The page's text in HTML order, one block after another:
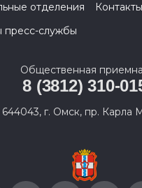
отделения
пресс-службы
Общественная
8 (3812) 310-
644043, г. Омск, пр. Карла